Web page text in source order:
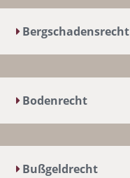
Bergschadensrecht
Bodenrecht
Bußgeldrecht